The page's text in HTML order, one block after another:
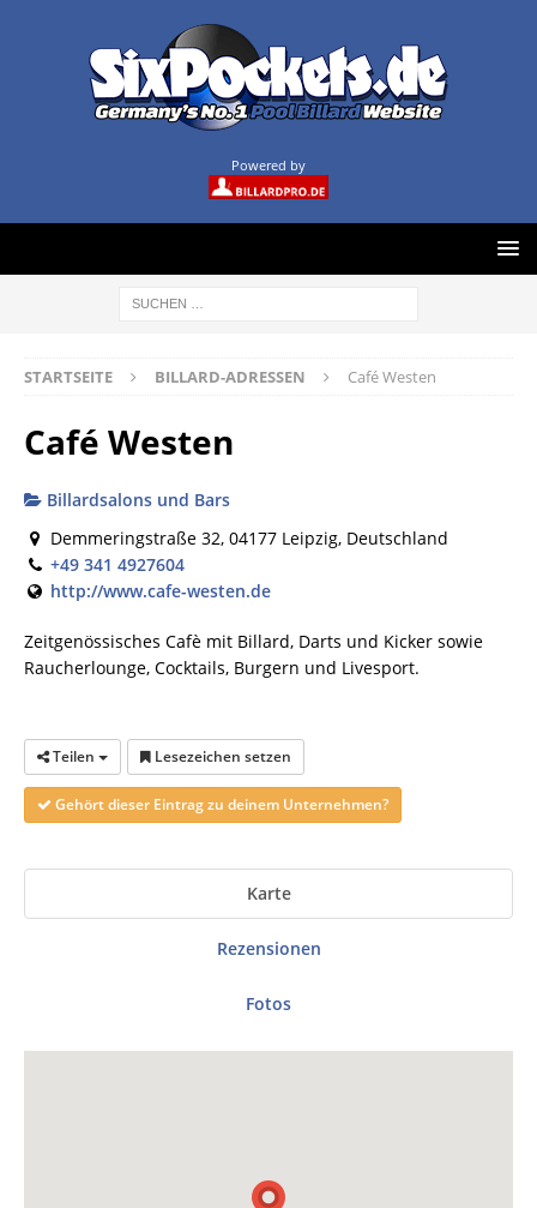
Powered by
STARTSEITE BILLARD-ADRESSEN Café Westen
Café Westen
Billardsalons und Bars
Demmeringstraße 32, 04177 Leipzig, Deutschland
+49 341 4927604
http://www.cafe-westen.de
Zeitgenössisches Cafè mit Billard, Darts und Kicker sowie
Raucherlounge, Cocktails, Burgern und Livesport.
Teilen Lesezeichen setzen
Gehört dieser Eintrag zu deinem Unternehmen?
Karte
Rezensionen
Fotos